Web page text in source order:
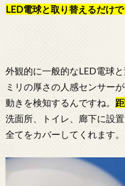
LED電球と取り替えるだけで
外観的に一般的なLED電球
ミリの厚さの人感センサー
動きを検知するんですね。
洗面所、トイレ、廊下に設
全てをカバーしてくれます。